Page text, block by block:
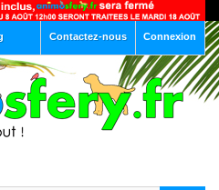
Connexion
Contactez-nous